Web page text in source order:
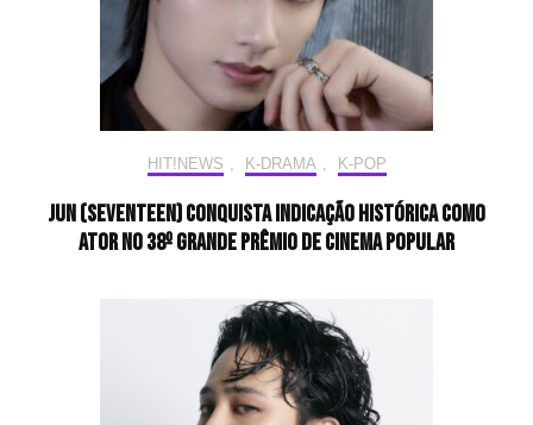
HIT!NEWS K-DRAMA K-POP
JUN (SEVENTEEN) conquista indicação histórica como
ator no 38º Grande Prêmio de Cinema Popular